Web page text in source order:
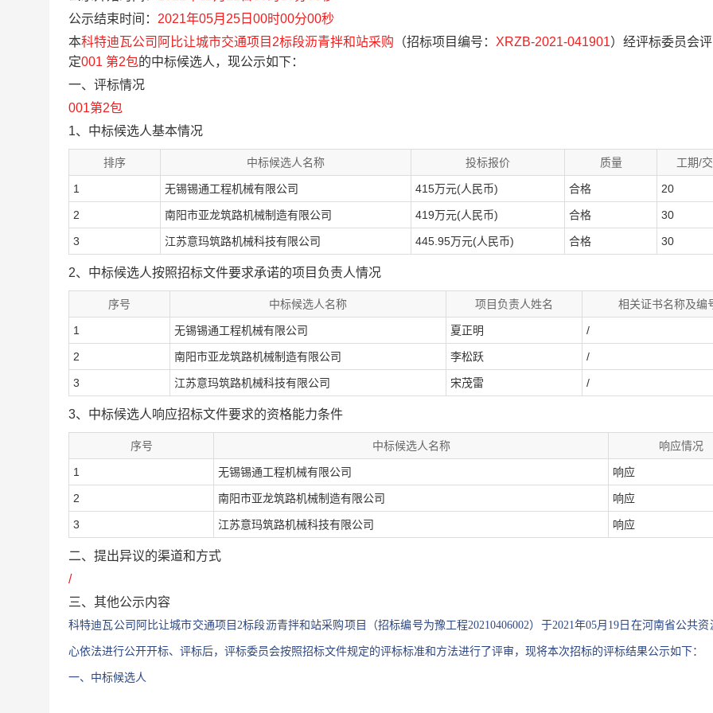
公示结束时间： 2021年05月25日00时00分00秒
本科特迪瓦公司阿比让城市交通项目2标段沥青拌和站采购 （招标项目编号： XRZB-2021-041901）经评标委员会
定001 第2包的中标候选人，现公示如下：
一、评标情况
001第2包
1、中标候选人基本情况
排序 中标候选人名称 投标报价 质量 工期/
1 无锡锡通工程机械有限公司 415万元(人民币) 合格 20
2 南阳市亚龙筑路机械制造有限公司 419万元(人民币) 合格 30
3 江苏意玛筑路机械科技有限公司 445.95万元(人民币) 合格 30
2、中标候选人按照招标文件要求承诺的项目负责人情况
序号 中标候选人名称 项目负责人姓名 相关证书名称及编
1 无锡锡通工程机械有限公司 夏正明 /
2 南阳市亚龙筑路机械制造有限公司 李松跃 /
3 江苏意玛筑路机械科技有限公司 宋茂雷 /
3、中标候选人响应招标文件要求的资格能力条件
序号 中标候选人名称 响应情况
1 无锡锡通工程机械有限公司 响应
2 南阳市亚龙筑路机械制造有限公司 响应
3 江苏意玛筑路机械科技有限公司 响应
二、提出异议的渠道和方式
/
三、其他公示内容
科特迪瓦公司阿比让城市交通项目2标段沥青拌和站采购项目（招标编号为豫工程20210406002）于2021年05月19日在河南省公共资
心依法进行公开开标、评标后，评标委员会按照招标文件规定的评标标准和方法进行了评审，现将本次招标的评标结果公示如下：
一、中标候选人